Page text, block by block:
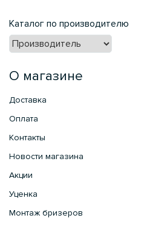
Каталог по производителю
О магазине
Доставка
Оплата
Контакты
Новости магазина
Акции
Уценка
Монтаж бризеров